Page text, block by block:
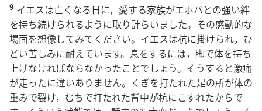
9 イエスは亡くなる日に，愛する家族がエホバとの強い絆
を持ち続けられるように取り計らいました。その感動的な
場面を想像してみてください。イエスは杭に掛けられ，ひ
どい苦しみに耐えています。息をするには，脚で体を持ち
上げなければならなかったことでしょう。そうすると激痛
が走ったに違いありません。くぎを打たれた足の所が体の
重みで裂け，むちで打たれた背中が杭にこすれたからで